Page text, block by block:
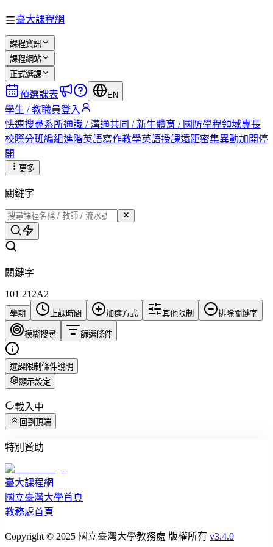
臺大課程網
課程資訊
課程網站
正式選課
預選課表 EN
學生 / 教職員登入
快速搜尋系所通識 / 溝通共同 / 新生體育 / 國防學程領域專長
校際分班編組進階英語寫作教學英語授課遠距密集異動加開停
開
更多
關鍵字
關鍵字
101 212A2
學期 上課時間 加選方式 其他限制 排除關鍵字
模糊搜尋 篩選條件
選課限制條件說明
顯示設定
載入中
回到頂端
特別贊助
臺大課程網
國立臺灣大學首頁
教務處首頁
Copyright © 2025 國立臺灣大學教務處 版權所有 v3.4.0